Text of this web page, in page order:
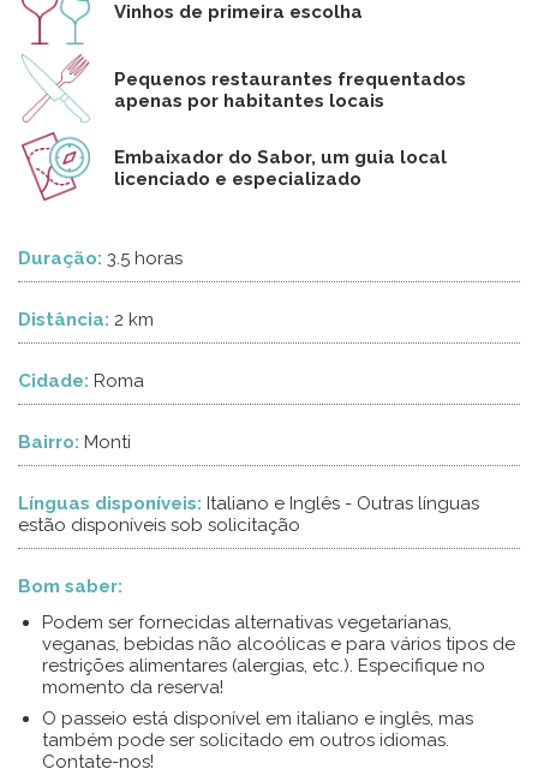
Vinhos de primeira escolha
Pequenos restaurantes frequentados
apenas por habitantes locais
Embaixador do Sabor, um guia local
licenciado e especializado
Duração: 3.5 horas
Distância: 2 km
Cidade: Roma
Bairro: Monti
Línguas disponíveis: Italiano e Inglês - Outras línguas
estão disponíveis sob solicitação
Bom saber:
Podem ser fornecidas alternativas vegetarianas,
veganas, bebidas não alcoólicas e para vários tipos de
restrições alimentares (alergias, etc.). Especifique no
momento da reserva!
O passeio está disponível em italiano e inglês, mas
também pode ser solicitado em outros idiomas.
Contate-nos!